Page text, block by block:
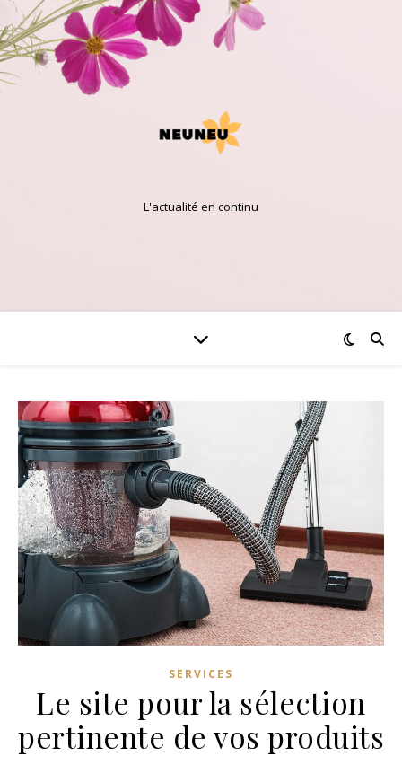
L'actualité en continu
SERVICES
Le site pour la sélection
pertinente de vos produits